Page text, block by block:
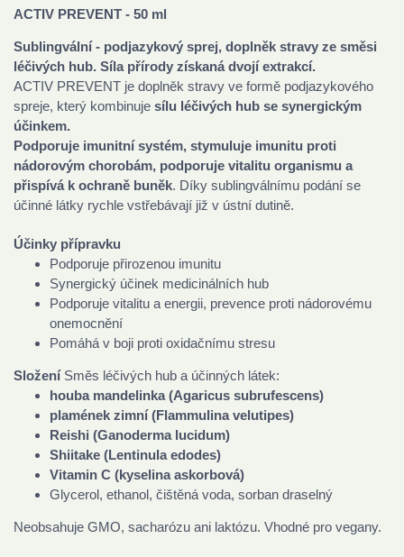
ACTIV PREVENT - 50 ml
Sublingvální - podjazykový sprej, doplněk stravy ze směsi
léčivých hub. Síla přírody získaná dvojí extrakcí.
ACTIV PREVENT je doplněk stravy ve formě podjazykového
spreje, který kombinuje sílu léčivých hub se synergickým
účinkem.
Podporuje imunitní systém, stymuluje imunitu proti
nádorovým chorobám, podporuje vitalitu organismu a
přispívá k ochraně buněk. Díky sublingválnímu podání se
účinné látky rychle vstřebávají již v ústní dutině.
Účinky přípravku
Podporuje přirozenou imunitu
Synergický účinek medicinálních hub
Podporuje vitalitu a energii, prevence proti nádorovému
onemocnění
Pomáhá v boji proti oxidačnímu stresu
Složení Směs léčivých hub a účinných látek:
houba mandelinka (Agaricus subrufescens)
plamének zimní (Flammulina velutipes)
Reishi (Ganoderma lucidum)
Shiitake (Lentinula edodes)
Vitamin C (kyselina askorbová)
Glycerol, ethanol, čištěná voda, sorban draselný
Neobsahuje GMO, sacharózu ani laktózu. Vhodné pro vegany.